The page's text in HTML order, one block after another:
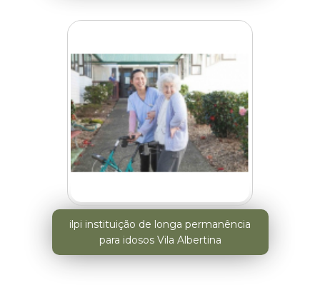
ilpi instituição de longa permanência
para idosos Vila Albertina